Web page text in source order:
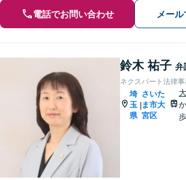
電話でお問い合わせ メー
鈴木 祐子 弁
ネクスパート法律
埼
玉
県
|
さいた
ま市大
宮区